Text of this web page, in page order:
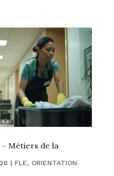
– Métiers de la
| FLE, ORIENTATION